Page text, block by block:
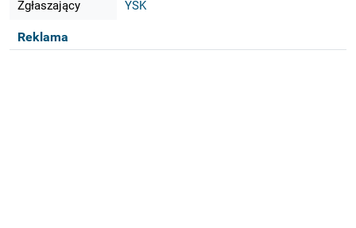
Zgłaszający YSK
Reklama